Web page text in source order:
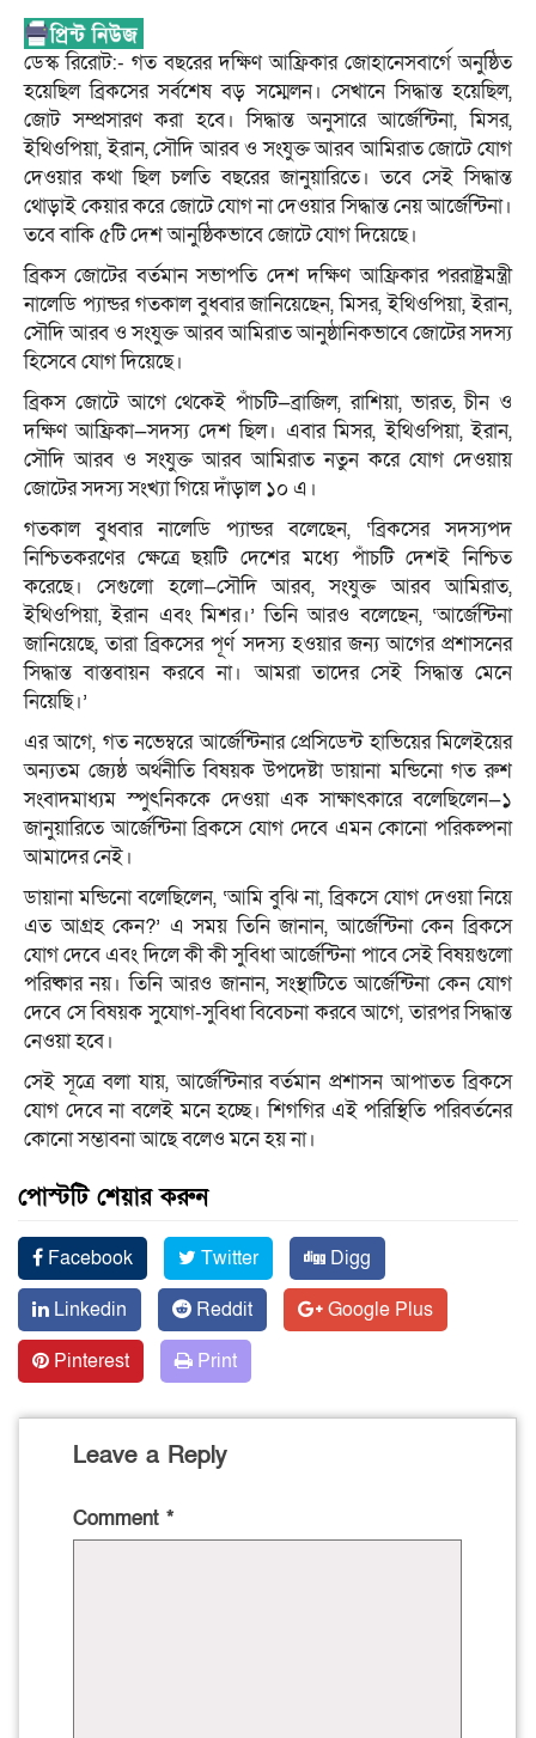
ডেস্ক রিরোট:- গত বছরের দক্ষিণ আফ্রিকার জোহানেসবার্গে অনুষ্ঠিত
হয়েছিল ব্রিকসের সর্বশেষ বড় সম্মেলন। সেখানে সিদ্ধান্ত হয়েছিল,
জোট সম্প্রসারণ করা হবে। সিদ্ধান্ত অনুসারে আর্জেন্টিনা, মিসর,
ইথিওপিয়া, ইরান, সৌদি আরব ও সংযুক্ত আরব আমিরাত জোটে যোগ
দেওয়ার কথা ছিল চলতি বছরের জানুয়ারিতে। তবে সেই সিদ্ধান্ত
থোড়াই কেয়ার করে জোটে যোগ না দেওয়ার সিদ্ধান্ত নেয় আর্জেন্টিনা।
তবে বাকি ৫টি দেশ আনুষ্ঠিকভাবে জোটে যোগ দিয়েছে।
ব্রিকস জোটের বর্তমান সভাপতি দেশ দক্ষিণ আফ্রিকার পররাষ্ট্রমন্ত্রী
নালেডি প্যান্ডর গতকাল বুধবার জানিয়েছেন, মিসর, ইথিওপিয়া, ইরান,
সৌদি আরব ও সংযুক্ত আরব আমিরাত আনুষ্ঠানিকভাবে জোটের সদস্য
হিসেবে যোগ দিয়েছে।
ব্রিকস জোটে আগে থেকেই পাঁচটি—ব্রাজিল, রাশিয়া, ভারত, চীন ও
দক্ষিণ আফ্রিকা—সদস্য দেশ ছিল। এবার মিসর, ইথিওপিয়া, ইরান,
সৌদি আরব ও সংযুক্ত আরব আমিরাত নতুন করে যোগ দেওয়ায়
জোটের সদস্য সংখ্যা গিয়ে দাঁড়াল ১০ এ।
গতকাল বুধবার নালেডি প্যান্ডর বলেছেন, ‘ব্রিকসের সদস্যপদ
নিশ্চিতকরণের ক্ষেত্রে ছয়টি দেশের মধ্যে পাঁচটি দেশই নিশ্চিত
করেছে। সেগুলো হলো—সৌদি আরব, সংযুক্ত আরব আমিরাত,
ইথিওপিয়া, ইরান এবং মিশর।’ তিনি আরও বলেছেন, ‘আর্জেন্টিনা
জানিয়েছে, তারা ব্রিকসের পূর্ণ সদস্য হওয়ার জন্য আগের প্রশাসনের
সিদ্ধান্ত বাস্তবায়ন করবে না। আমরা তাদের সেই সিদ্ধান্ত মেনে
নিয়েছি।’
এর আগে, গত নভেম্বরে আর্জেন্টিনার প্রেসিডেন্ট হাভিয়ের মিলেইয়ের
অন্যতম জ্যেষ্ঠ অর্থনীতি বিষয়ক উপদেষ্টা ডায়ানা মন্ডিনো গত রুশ
সংবাদমাধ্যম স্পুৎনিককে দেওয়া এক সাক্ষাৎকারে বলেছিলেন—১
জানুয়ারিতে আর্জেন্টিনা ব্রিকসে যোগ দেবে এমন কোনো পরিকল্পনা
আমাদের নেই।
ডায়ানা মন্ডিনো বলেছিলেন, ‘আমি বুঝি না, ব্রিকসে যোগ দেওয়া নিয়ে
এত আগ্রহ কেন?’ এ সময় তিনি জানান, আর্জেন্টিনা কেন ব্রিকসে
যোগ দেবে এবং দিলে কী কী সুবিধা আর্জেন্টিনা পাবে সেই বিষয়গুলো
পরিষ্কার নয়। তিনি আরও জানান, সংস্থাটিতে আর্জেন্টিনা কেন যোগ
দেবে সে বিষয়ক সুযোগ-সুবিধা বিবেচনা করবে আগে, তারপর সিদ্ধান্ত
নেওয়া হবে।
সেই সূত্রে বলা যায়, আর্জেন্টিনার বর্তমান প্রশাসন আপাতত ব্রিকসে
যোগ দেবে না বলেই মনে হচ্ছে। শিগগির এই পরিস্থিতি পরিবর্তনের
কোনো সম্ভাবনা আছে বলেও মনে হয় না।
পোস্টটি শেয়ার করুন
Facebook Twitter
Digg
Linkedin
Reddit
Google Plus
Pinterest
Print
Leave a Reply
Comment *